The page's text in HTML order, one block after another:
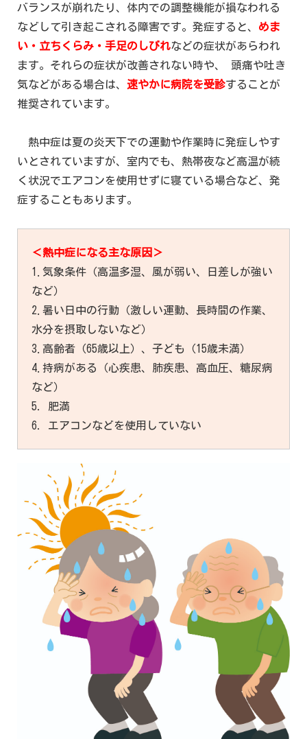
バランスが崩れたり、体内での調整機能が損なわれる
などして引き起こされる障害です。発症すると、 めま
い・立ちくらみ・手足のしびれなどの症状があらわれ
ます。それらの症状が改善されない時や、 頭痛や吐き
気などがある場合は、 速やかに病院を受診することが
推奨されています。
熱中症は夏の炎天下での運動や作業時に発症しやす
いとされていますが、室内でも、熱帯夜など高温が続
く状況でエアコンを使用せずに寝ている場合など、発
症することもあります。
＜熱中症になる主な原因＞
1.気象条件（高温多湿、風が弱い、日差しが強い
など）
2.暑い日中の行動（激しい運動、長時間の作業、
水分を摂取しないなど）
3.高齢者（65歳以上）、子ども（15歳未満）
4.持病がある（心疾患、肺疾患、高血圧、糖尿病
など）
5．肥満
6．エアコンなどを使用していない